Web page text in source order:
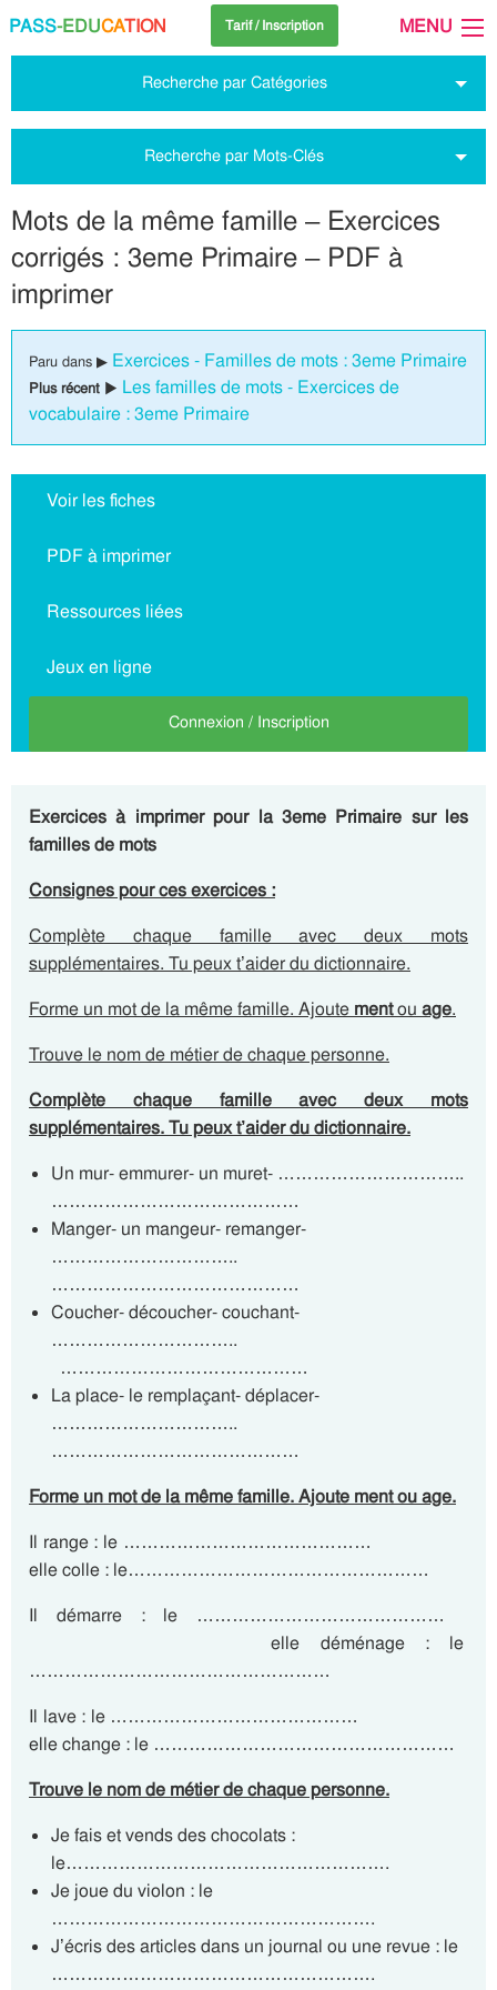
PASS-EDUCATION Tarif / Inscription MENU
Recherche par Catégories
Recherche par Mots-Clés
Mots de la même famille – Exercices
corrigés : 3eme Primaire – PDF à
imprimer
Paru dans ▶ Exercices - Familles de mots : 3eme Primaire
Plus récent ▶ Les familles de mots - Exercices de
vocabulaire : 3eme Primaire
Voir les fiches
PDF à imprimer
Ressources liées
Jeux en ligne
Connexion / Inscription
Exercices à imprimer pour la 3eme Primaire sur les
familles de mots
Consignes pour ces exercices :
Complète chaque famille avec deux mots
supplémentaires. Tu peux t’aider du dictionnaire.
Forme un mot de la même famille. Ajoute mentou age.
Trouve le nom de métier de chaque personne.
Complète chaque famille avec deux mots
supplémentaires. Tu peux t’aider du dictionnaire.
Un mur- emmurer- un muret- …………………………..
……………………………………
Manger- un mangeur- remanger-
…………………………..
……………………………………
Coucher- découcher- couchant-
…………………………..
……………………………………
La place- le remplaçant- déplacer-
…………………………..
……………………………………
Forme un mot de la même famille. Ajoute ment ou age.
Il range : le ……………………………………
elle colle : le……………………………………………
Il démarre : le ……………………………………
elle déménage : le
……………………………………………
Il lave : le ……………………………………
elle change : le ……………………………………………
Trouve le nom de métier de chaque personne.
Je fais et vends des chocolats :
le……………………………………………….
Je joue du violon : le
……………………………………………….
J’écris des articles dans un journal ou une revue : le
……………………………………………….